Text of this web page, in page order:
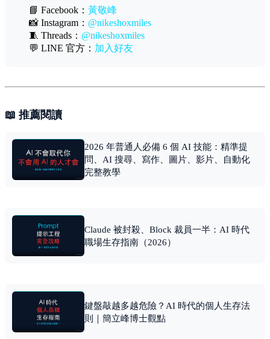
📘 Facebook： 黃敬峰
📸 Instagram： @nikeshoxmiles
🧵 Threads： @nikeshoxmiles
💬 LINE 官方： 加入好友
📖 推薦閱讀
2026 年普通人必備 6 個 AI 技能：精準提
問、AI 搜尋、寫作、圖片、影片、自動化
完整教學
Claude 被封殺、Block 裁員一半：AI 時代
職場生存指南（2026）
鍵盤敲越多越危險？AI 時代的個人生存法
則｜簡立峰博士觀點